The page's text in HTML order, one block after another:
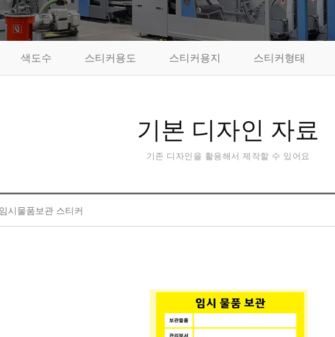
오시는길
제작사례
카드결제
동영상자료실
색도수 스티커용도 스티커용지 스티커형태
기본 디자인 자료
기존 디자인을 활용해서 제작할 수 있어요
임시물품보관 스티커